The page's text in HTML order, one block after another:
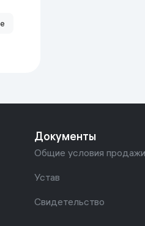
Документы
Общие условия продажи
Устав
Свидетельство